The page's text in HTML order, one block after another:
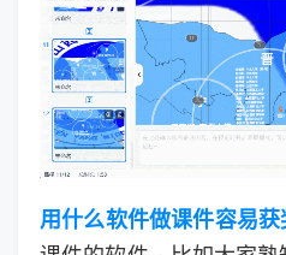
用什么软件做课件容易获